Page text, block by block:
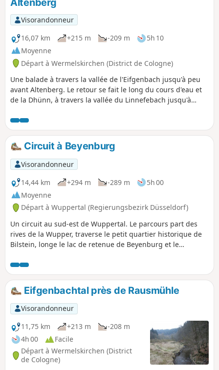
Visorandonneur
16,07 km
+215 m -209 m
5h 10
Moyenne
Départ à Wermelskirchen (District de Cologne)
Une balade à travers la vallée de l'Eifgenbach jusqu'à peu
avant Altenberg. Le retour se fait le long du cours d'eau et
de la Dhünn, à travers la vallée du Linnefebach jusqu'à
belles vallées du Bergisches Land.
Circuit à Beyenburg
Visorandonneur
14,44 km
+294 m -289 m
5h 00
Moyenne
Départ à Wuppertal (Regierungsbezirk Düsseldorf)
Un circuit au sud-est de Wuppertal. Le parcours part des
rives de la Wupper, traverse le petit quartier historique de
Bilstein, longe le lac de retenue de Beyenburg et le
passe par Hillringhausen, presque jusqu’à Königsfeld, puis
longe Winterberg près d’Ennepetal avant de revenir au
point de départ. Attention ! La fin du parcours a entre-
temps changé. Voir les commentaires.
Eifgenbachtal près de Rausmühle
Visorandonneur
11,75 km
+213 m
-208 m
4h 00
Facile
Départ à Wermelskirchen (District
de Cologne)